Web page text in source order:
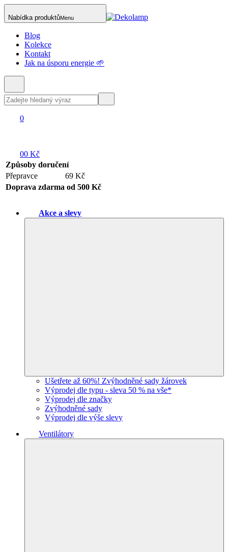
Nabídka produktůMenu
Blog
Kolekce
Kontakt
Jak na úsporu energie 🌱
0
00 Kč
Způsoby doručení
Přepravce
69 Kč
Doprava zdarma od 500 Kč
Akce a slevy
Ušetřete až 60%! Zvýhodněné sady žárovek
Výprodej dle typu - sleva 50 % na vše*
Výprodej dle značky
Zvýhodněné sady
Výprodej dle výše slevy
Ventilátory